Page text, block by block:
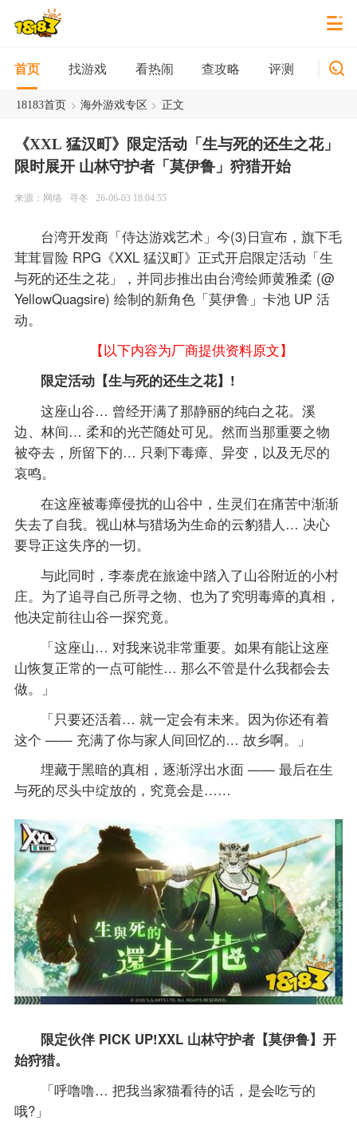
首页 找游戏 看热闹 查攻略 评测 新游
18183首页 > 海外游戏专区 > 正文
《XXL 猛汉町》限定活动「生与死的还生之花」
限时展开 山林守护者「莫伊鲁」狩猎开始
来源：网络 寻冬 26-06-03 18:04:55
台湾开发商「侍达游戏艺术」今(3)日宣布，旗下毛
茸茸冒险 RPG《XXL 猛汉町》正式开启限定活动「生
与死的还生之花」，并同步推出由台湾绘师黄雅柔 (@
YellowQuagsire) 绘制的新角色「莫伊鲁」卡池 UP 活
动。
【以下内容为厂商提供资料原文】
限定活动【生与死的还生之花】!
这座山谷… 曾经开满了那静丽的纯白之花。溪
边、林间… 柔和的光芒随处可见。然而当那重要之物
被夺去，所留下的… 只剩下毒瘴、异变，以及无尽的
哀鸣。
在这座被毒瘴侵扰的山谷中，生灵们在痛苦中渐渐
失去了自我。视山林与猎场为生命的云豹猎人… 决心
要导正这失序的一切。
与此同时，李泰虎在旅途中踏入了山谷附近的小村
庄。为了追寻自己所寻之物、也为了究明毒瘴的真相，
他决定前往山谷一探究竟。
「这座山… 对我来说非常重要。如果有能让这座
山恢复正常的一点可能性… 那么不管是什么我都会去
做。」
「只要还活着… 就一定会有未来。因为你还有着
这个 —— 充满了你与家人间回忆的… 故乡啊。」
埋藏于黑暗的真相，逐渐浮出水面 —— 最后在生
与死的尽头中绽放的，究竟会是……
限定伙伴 PICK UP!XXL 山林守护者【莫伊鲁】开
始狩猎。
「呼噜噜… 把我当家猫看待的话，是会吃亏的
哦?」